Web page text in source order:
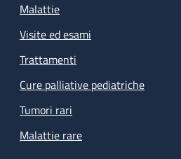
Malattie
Visite ed esami
Trattamenti
Cure palliative pediatriche
Tumori rari
Malattie rare